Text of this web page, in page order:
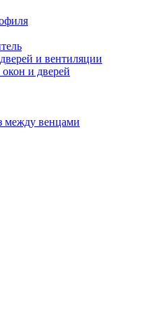
и вентиляции
и дверей
между венцами